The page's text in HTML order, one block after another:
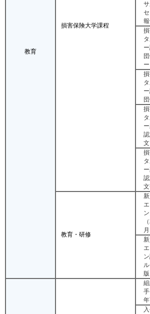
教育
損害保険大学課程
ー
教育・研修
月
版
年